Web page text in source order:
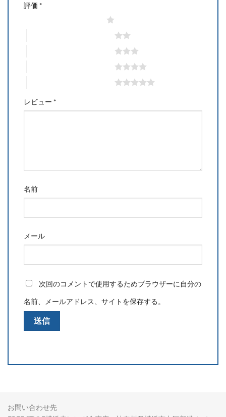
評価 *
レビュー *
名前
メール
次回のコメントで使用するためブラウザーに自分の
名前、メールアドレス、サイトを保存する。
お問い合わせ先